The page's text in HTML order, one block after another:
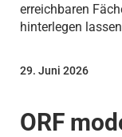
erreichbaren
hinterlegen
ORF
29. Juni 2026